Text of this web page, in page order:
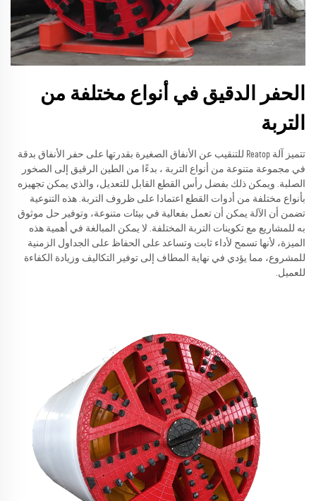
الحفر الدقيق في أنواع مختلفة من
التربة
تتميز آلة Reatop للتنقيب عن الأنفاق الصغيرة بقدرتها على حفر الأنفاق بدقة
في مجموعة متنوعة من أنواع التربة ، بدءًا من الطين الرقيق إلى الصخور
الصلبة. ويمكن ذلك بفضل رأس القطع القابل للتعديل، والذي يمكن تجهيزه
بأنواع مختلفة من أدوات القطع اعتمادا على ظروف التربة. هذه التنوعية
تضمن أن الآلة يمكن أن تعمل بفعالية في بيئات متنوعة، وتوفير حل موثوق
به للمشاريع مع تكوينات التربة المختلفة. لا يمكن المبالغة في أهمية هذه
الميزة، لأنها تسمح لأداء ثابت وتساعد على الحفاظ على الجداول الزمنية
للمشروع، مما يؤدي في نهاية المطاف إلى توفير التكاليف وزيادة الكفاءة
للعميل.